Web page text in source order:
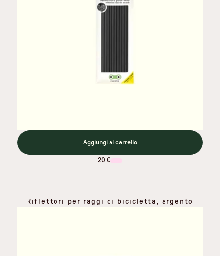
Aggiungi al carrello
20 €
Riflettori per raggi di bicicletta, argento